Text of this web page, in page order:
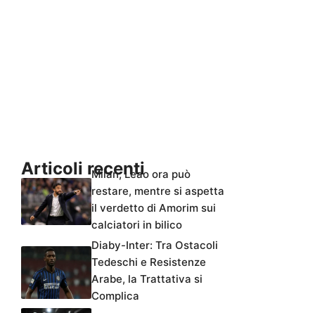
Articoli recenti
Milan, Leao ora può
restare, mentre si aspetta
il verdetto di Amorim sui
calciatori in bilico
Diaby-Inter: Tra Ostacoli
Tedeschi e Resistenze
Arabe, la Trattativa si
Complica